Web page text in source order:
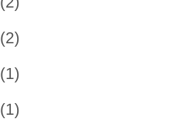
(2)
(1)
(1)